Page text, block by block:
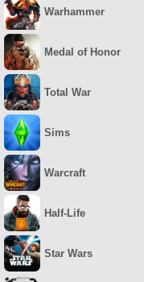
Warhammer
Medal of Honor
Total War
Sims
Warcraft
Half-Life
Star Wars